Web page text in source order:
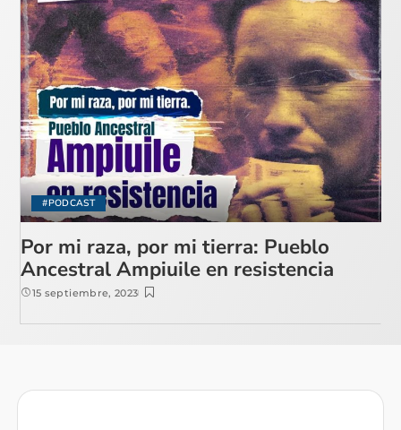
#PODCAST
Por mi raza, por mi tierra: Pueblo
Ancestral Ampiuile en resistencia
15 septiembre, 2023